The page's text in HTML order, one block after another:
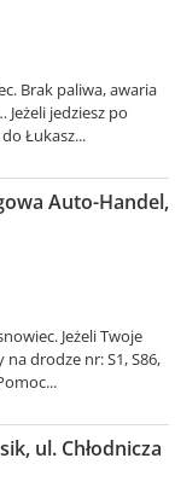
Brak paliwa, awaria
jedziesz po
Łukasz...
Auto-Handel,
Jeżeli Twoje
drodze nr: S1, S86,
ul. Chłodnicza